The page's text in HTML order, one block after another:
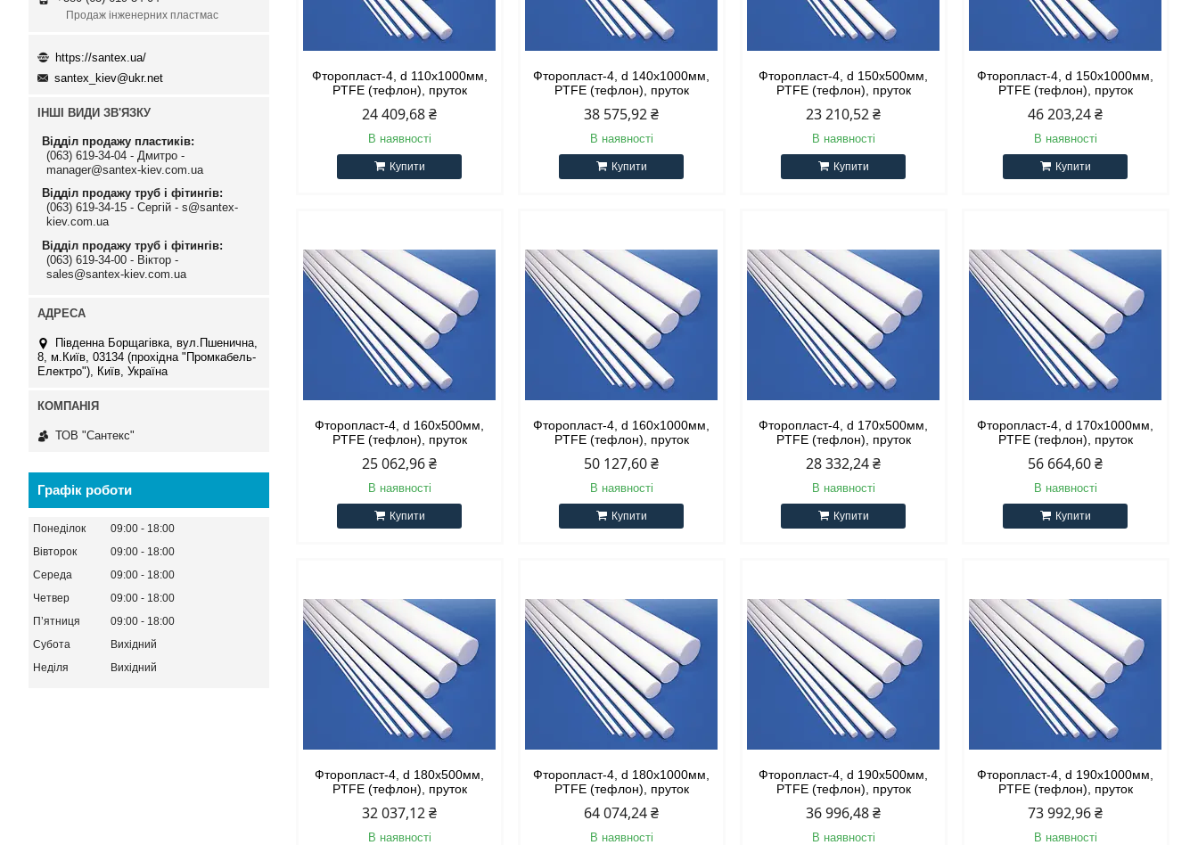
Фторопласт-4, d 110х1000мм,
PTFE (тефлон), пруток
24 409,68 ₴
В наявності
Купити
Фторопласт-4, d 140х1000мм,
PTFE (тефлон), пруток
38 575,92 ₴
В наявності
Купити
Фторопласт-4, d 150х500мм,
PTFE (тефлон), пруток
23 210,52 ₴
В наявності
Купити
Фторопласт-4, d 150х1000мм,
PTFE (тефлон), пруток
46 203,24 ₴
В наявності
Купити
Фторопласт-4, d 160х500мм,
PTFE (тефлон), пруток
25 062,96 ₴
В наявності
Купити
Фторопласт-4, d 160х1000мм,
PTFE (тефлон), пруток
50 127,60 ₴
В наявності
Купити
Фторопласт-4, d 170х500мм,
PTFE (тефлон), пруток
28 332,24 ₴
В наявності
Купити
Фторопласт-4, d 170х1000мм,
PTFE (тефлон), пруток
56 664,60 ₴
В наявності
Купити
Фторопласт-4, d 180х500мм,
PTFE (тефлон), пруток
32 037,12 ₴
В наявності
Фторопласт-4, d 180х1000мм,
PTFE (тефлон), пруток
64 074,24 ₴
В наявності
Фторопласт-4, d 190х500мм,
PTFE (тефлон), пруток
36 996,48 ₴
В наявності
Фторопласт-4, d 190х1000мм,
PTFE (тефлон), пруток
73 992,96 ₴
В наявності
Продаж інженерних пластмас
https://santex.ua/
santex_kiev@ukr.net
ІНШІ ВИДИ ЗВ'ЯЗКУ
Відділ продажу пластиків
(063) 619-34-04 - Дмитро -
manager@santex-kiev.com.ua
Відділ продажу труб і фітингів
(063) 619-34-15 - Сергій - s@santex-
kiev.com.ua
Відділ продажу труб і фітингів
(063) 619-34-00 - Віктор -
sales@santex-kiev.com.ua
Південна Борщагівка, вул.Пшенична,
8, м.Київ, 03134 (прохідна "Промкабель-
Електро"), Київ, Україна
ТОВ "Сантекс"
Графік роботи
Понеділок 09:00
18:00
Вівторок
09:00
18:00
Середа
09:00
18:00
Четвер
09:00
18:00
Пʼятниця
09:00
18:00
Субота
Вихідний
Неділя
Вихідний